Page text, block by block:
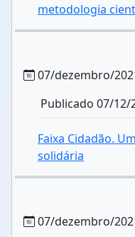
metodologia
07/dezembro/
Publicado 07/12/
Faixa Cidadão.
solidária
07/dezembro/